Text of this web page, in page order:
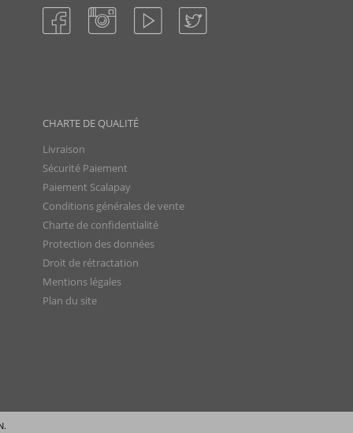
CHARTE DE QUALITÉ
Livraison
Sécurité Paiement
Paiement Scalapay
Conditions générales de vente
Charte de confidentialité
Protection des données
Droit de rétractation
Mentions légales
Plan du site